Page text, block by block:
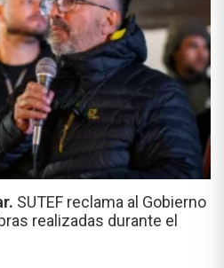
SUTEF reclama al Gobierno
realizadas durante el